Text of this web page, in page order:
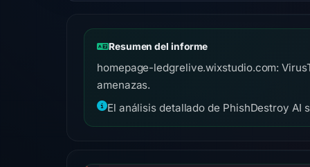
Resumen del informe
homepage-ledgrelive.wixstudio.com:
amenazas.
El análisis detallado de PhishDestroy